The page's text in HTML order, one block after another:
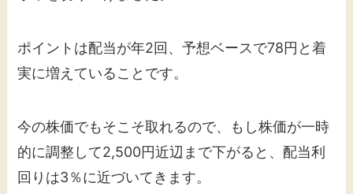
ポイントは配当が年2回、予想ベースで78円と着
実に増えていることです。
今の株価でもそこそ取れるので、もし株価が一時
的に調整して2,500円近辺まで下がると、配当利
回りは3％に近づいてきます。